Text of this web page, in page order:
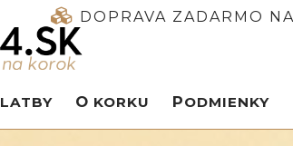
DOPRAVA ZADARMO
PLATBY O KORKU PODMIENKY